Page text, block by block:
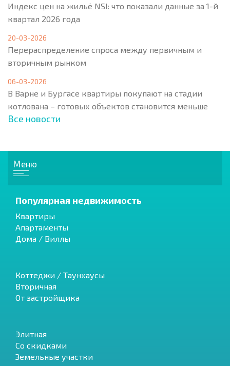
Индекс цен на жильё NSI: что показали данные за 1-й
квартал 2026 года
20-03-2026
Перераспределение спроса между первичным и
вторичным рынком
06-03-2026
В Варне и Бургасе квартиры покупают на стадии
котлована – готовых объектов становится меньше
Все новости
Меню
Популярная недвижимость
Квартиры
Апартаменты
Дома / Виллы
Коттеджи / Таунхаусы
Вторичная
От застройщика
Элитная
Со скидками
Земельные участки